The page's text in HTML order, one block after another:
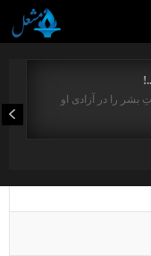
بشر را در آزادی او